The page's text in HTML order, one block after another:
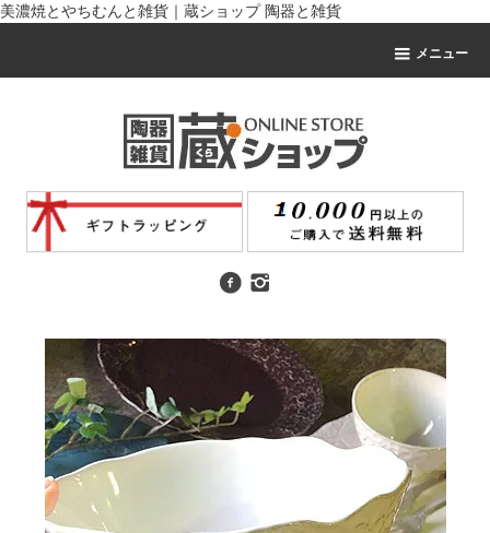
美濃焼とやちむんと雑貨｜蔵ショップ 陶器と雑貨
メニュー